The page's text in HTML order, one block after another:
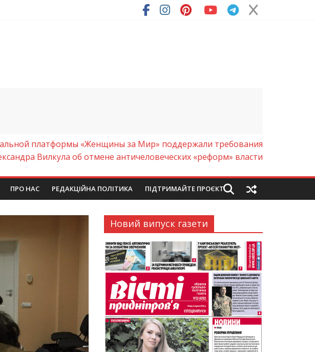
легендарного монастиря (Фото)
платформы «Женщины за Мир» поддержали требования
Вилкула об отмене античеловеческих «реформ» власти
ПРО НАС РЕДАКЦІЙНА ПОЛІТИКА ПІДТРИМАЙТЕ ПРОЄКТ
Новий випуск газети